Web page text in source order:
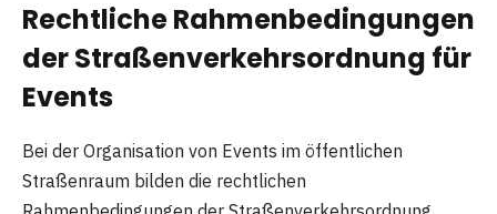
Rechtliche Rahmenbedingungen
der Straßenverkehrsordnung für
Events
Bei der Organisation von Events im öffentlichen
Straßenraum bilden die rechtlichen